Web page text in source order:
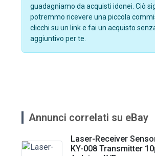
guadagniamo da acquisti idonei. Ciò
potremmo ricevere una piccola
clicchi su un link e fai un acquisto
aggiuntivo per te.
Annunci correlati su eBay
Laser-Receiver
KY-008 Transmitter